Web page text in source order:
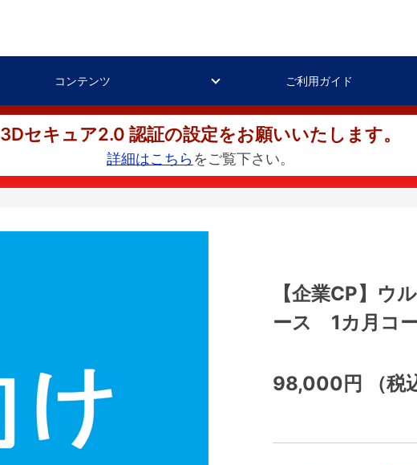
コンテンツ ご利用ガイド
3Dセキュア2.0 認証の設定をお願いいたします。
詳細はこちらをご覧下さい。
【企業CP】ウ
ース 1カ月コ
98,000円 （